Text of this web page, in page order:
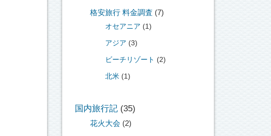
格安旅行 料金調査 (7)
オセアニア (1)
アジア (3)
ビーチリゾート (2)
北米 (1)
国内旅行記 (35)
花火大会 (2)